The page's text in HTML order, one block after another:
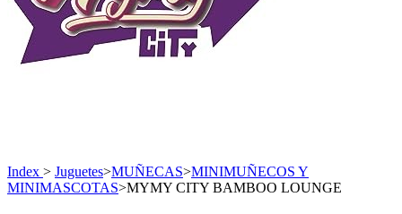
Index > Juguetes>MUÑECAS>MINIMUÑECOS Y
MINIMASCOTAS>MYMY CITY BAMBOO LOUNGE